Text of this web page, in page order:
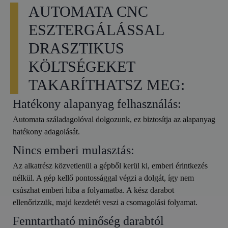
AUTOMATA CNC
ESZTERGÁLÁSSAL
DRASZTIKUS
KÖLTSÉGEKET
TAKARÍTHATSZ MEG:
Hatékony alapanyag felhasználás:
Automata száladagolóval dolgozunk, ez biztosítja az alapanyag
hatékony adagolását.
Nincs emberi mulasztás:
Az alkatrész közvetlenül a gépből kerül ki, emberi érintkezés
nélkül. A gép kellő pontossággal végzi a dolgát, így nem
csúszhat emberi hiba a folyamatba. A kész darabot
ellenőrizzük, majd kezdetét veszi a csomagolási folyamat.
Fenntartható minőség darabtól